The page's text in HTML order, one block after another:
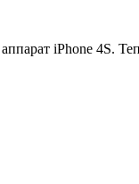
iPhone 4S.